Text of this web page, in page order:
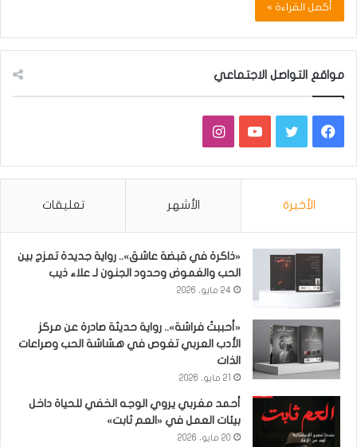
أكمل القراءة »
مواقع التواصل الاجتماعي
فيسبوكتويتر يوتيوبانستقرام
الأخيرة الأشهر تعليقات
«ذاكرة في قبضة عاشق».. رواية جديدة تمزج بين
الحب والغموض وحدود الجنون لـ علاء ذيب
24 مايو، 2026
«أحببتُ فراشة».. رواية حديثة صادرة عن مركز
الأدب العربي تغوص في هشاشة الحب وصراعات
الذات
21 مايو، 2026
أحمد مغربي يروي الوجه الخفي للحياة داخل
بيئات العمل في «العم ثابت»
20 مايو، 2026